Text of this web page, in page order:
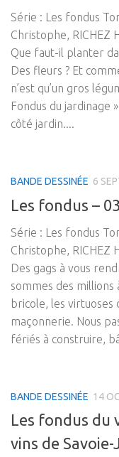
Série : Les fondus
Christophe, RICHEZ
Que faut-il planter
Des fleurs ? Et
n’est qu’un gros
Fondus du jardinage
côté jardin....
BANDE DESSINÉE 6
Les fondus –
Série : Les fondus
Christophe, RICHEZ
Des gags à vous
sommes des
bricole, les
maçonnerie. Nous
fériés à construire,
BANDE DESSINÉE 14
Les fondus du
vins de Savoie-